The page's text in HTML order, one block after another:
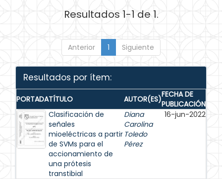
Resultados 1-1 de 1.
Anterior 1 Siguiente
Resultados por ítem:
PORTADATÍTULO AUTOR(ES)FECHA DE
PUBLICACIÓN
Clasificación de
señales
mioeléctricas a partir
de SVMs para el
accionamiento de
una prótesis
transtibial
Diana
Carolina
Toledo
Pérez
16-jun-2022